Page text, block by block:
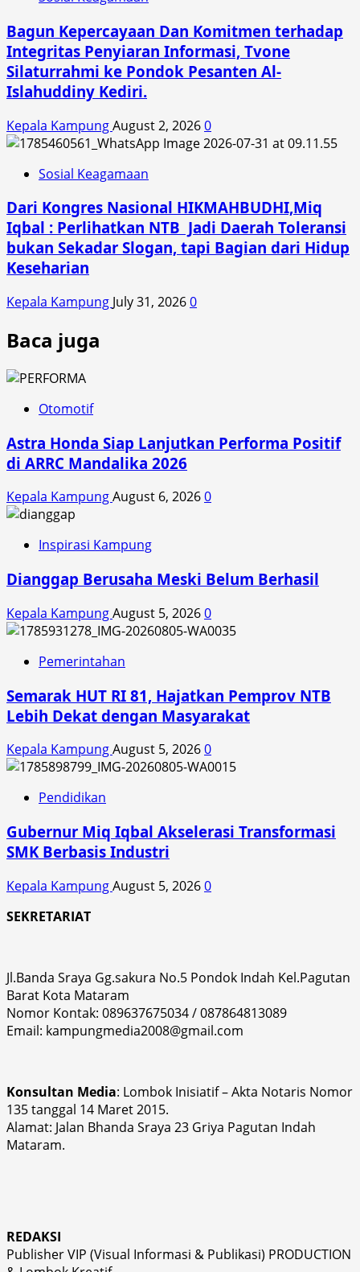
Bagun Kepercayaan Dan Komitmen terhadap
Integritas Penyiaran Informasi, Tvone
Silaturrahmi ke Pondok Pesanten Al-
Islahuddiny Kediri.
Kepala KampungAugust 2, 20260
Sosial Keagamaan
Dari Kongres Nasional HIKMAHBUDHI,Miq
Iqbal : Perlihatkan NTB Jadi Daerah Toleransi
bukan Sekadar Slogan, tapi Bagian dari Hidup
Keseharian
Kepala Kampung July 31, 20260
Baca juga
Otomotif
Astra Honda Siap Lanjutkan Performa Positif
di ARRC Mandalika 2026
Kepala KampungAugust 6, 20260
Inspirasi Kampung
Dianggap Berusaha Meski Belum Berhasil
Kepala KampungAugust 5, 20260
Pemerintahan
Semarak HUT RI 81, Hajatkan Pemprov NTB
Lebih Dekat dengan Masyarakat
Kepala KampungAugust 5, 20260
Pendidikan
Gubernur Miq Iqbal Akselerasi Transformasi
SMK Berbasis Industri
Kepala KampungAugust 5, 20260
SEKRETARIAT
Jl.Banda Sraya Gg.sakura No.5 Pondok Indah Kel.Pagutan
Barat Kota Mataram
Nomor Kontak: 089637675034 / 087864813089
Email: kampungmedia2008@gmail.com
Konsultan Media: Lombok Inisiatif – Akta Notaris Nomor
135 tanggal 14 Maret 2015.
Alamat: Jalan Bhanda Sraya 23 Griya Pagutan Indah
Mataram.
REDAKSI
Publisher VIP (Visual Informasi & Publikasi) PRODUCTION